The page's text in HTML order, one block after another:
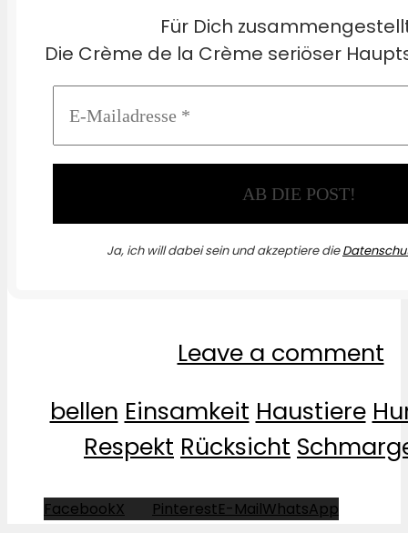
Für Dich
Die Crème de la Crème seriöser
Ja, ich will dabei sein und akzeptiere die
Leave a comment
bellen Einsamkeit Haustiere
Respekt Rücksicht
FacebookX PinterestE-MailWhatsApp